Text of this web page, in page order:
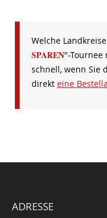
Welche
SPAREN"-Tournee
schnell, wenn Sie
direkt eine
ADRESSE